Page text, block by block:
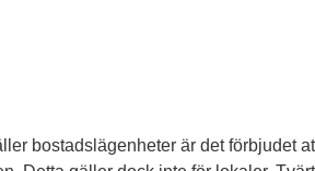
bostadslägenheter är det förbjudet